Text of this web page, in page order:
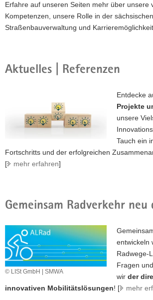
Erfahre auf unseren Seiten mehr über unsere
Kompetenzen, unsere Rolle in der sächsischen
Straßenbauverwaltung und
Aktuelles | Referenzen
Entdecke
Projekte
unsere
Tauch ein
Fortschritts und der erfolgreichen
[
mehr erfahren]
Gemeinsam Radverkehr neu
© LISt GmbH | SMWA
entwickeln
Radwege-
Fragen
wir der
innovativen Mobilitätslösungen! [ mehr